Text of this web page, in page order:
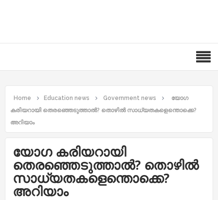
Home Education news Government news
യോ​ഗ
കരിയറായി തെരഞ്ഞെടുത്താൽ? തൊഴിൽ സാധ്യതകളെന്തൊക്കെ?
അറിയാം
യോ​ഗ കരിയറായി
തെരഞ്ഞെടുത്താൽ? തൊഴിൽ
സാധ്യതകളെന്തൊക്കെ?
അറിയാം